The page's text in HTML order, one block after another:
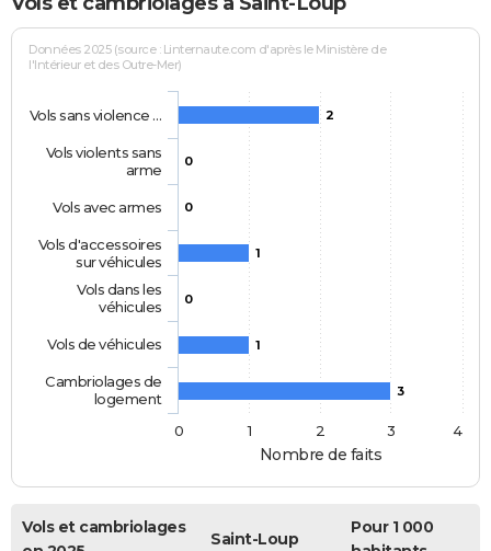
Nombre de faits
Données 2025 (source : Linternaute.com d'après le Ministère de
l'Intérieur et des Outre-Mer)
2
0
0
1
0
1
3
Vols sans violence …
Vols violents sans
arme
Vols avec armes
Vols d'accessoires
sur véhicules
Vols dans les
véhicules
Vols de véhicules
Cambriolages de
logement
0
1 2 3 4
Vols et cambriolages
Saint-Loup
Pour 1 000